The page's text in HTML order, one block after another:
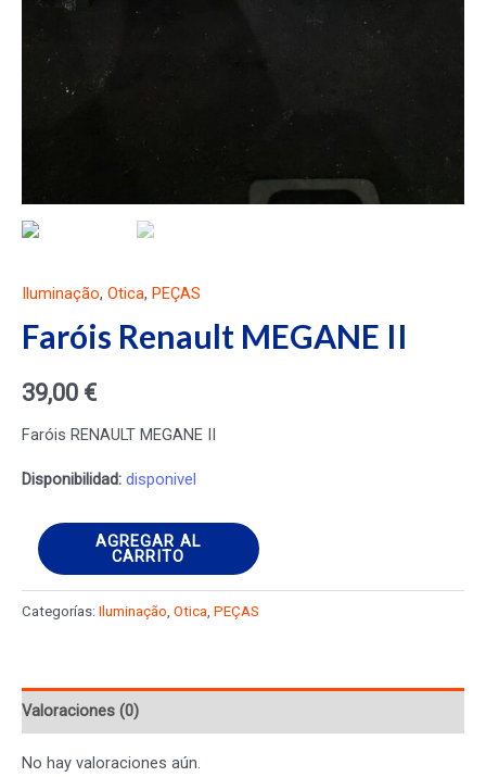
Iluminação, Otica, PEÇAS
Faróis Renault MEGANE II
39,00 €
Faróis RENAULT MEGANE II
Disponibilidad: disponivel
Faróis
Renault
MEGANE
AGREGAR AL
CARRITO
Categorías: Iluminação Otica PEÇAS
Valoraciones (0)
No hay valoraciones aún.